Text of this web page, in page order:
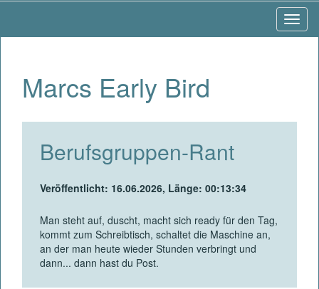
Marcs Early Bird
Berufsgruppen-Rant
Veröffentlicht: 16.06.2026, Länge: 00:13:34
Man steht auf, duscht, macht sich ready für den Tag,
kommt zum Schreibtisch, schaltet die Maschine an,
an der man heute wieder Stunden verbringt und
dann... dann hast du Post.